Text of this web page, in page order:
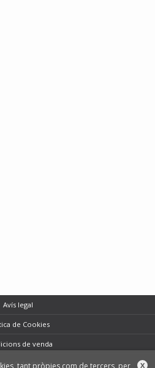
Avís legal
de Cookies
de venda
de dades X
tant pròpies com de tercers, per